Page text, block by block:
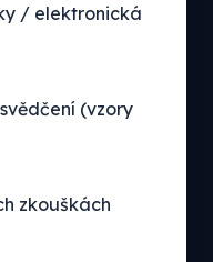
/ elektronická
(vzory
zkouškách